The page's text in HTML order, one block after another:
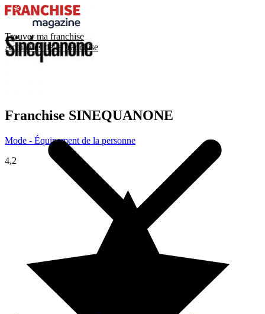
Trouver ma franchise
Actualités de la franchise
Franchise SINEQUANONE
Mode - Équipement de la personne
4,2